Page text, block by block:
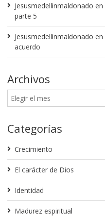
Jesusmedellinmaldonado en
parte 5
Jesusmedellinmaldonado en
acuerdo
Archivos
Categorías
Crecimiento
El carácter de Dios
Identidad
Madurez espiritual